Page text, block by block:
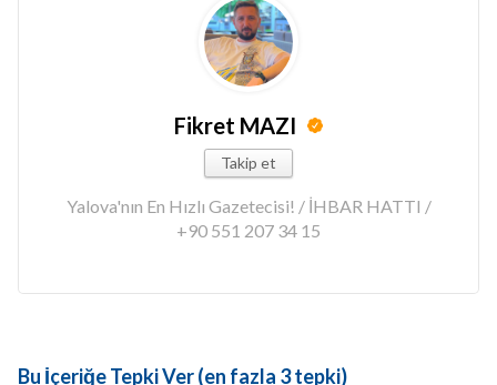
Fikret MAZI
Takip et
Yalova'nın En Hızlı Gazetecisi! / İHBAR HATTI /
+90 551 207 34 15
Bu İçeriğe Tepki Ver (en fazla 3 tepki)